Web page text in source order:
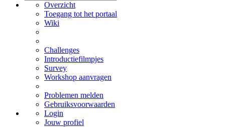
Overzicht
Toegang tot het portaal
Wiki
Challenges
Introductiefilmpjes
Survey
Workshop aanvragen
Problemen melden
Gebruiksvoorwaarden
Login
Jouw profiel